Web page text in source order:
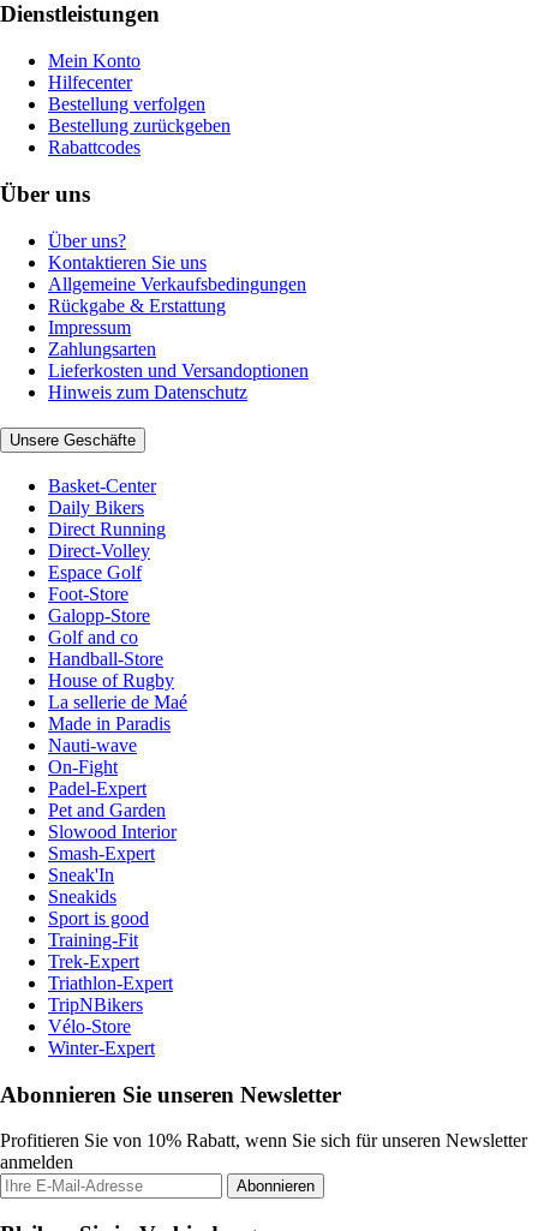
Dienstleistungen
Mein Konto
Hilfecenter
Bestellung verfolgen
Bestellung zurückgeben
Rabattcodes
Über uns
Über uns?
Kontaktieren Sie uns
Allgemeine Verkaufsbedingungen
Rückgabe & Erstattung
Impressum
Zahlungsarten
Lieferkosten und Versandoptionen
Hinweis zum Datenschutz
Unsere Geschäfte
Basket-Center
Daily Bikers
Direct Running
Direct-Volley
Espace Golf
Foot-Store
Galopp-Store
Golf and co
Handball-Store
House of Rugby
La sellerie de Maé
Made in Paradis
Nauti-wave
On-Fight
Padel-Expert
Pet and Garden
Slowood Interior
Smash-Expert
Sneak'In
Sneakids
Sport is good
Training-Fit
Trek-Expert
Triathlon-Expert
TripNBikers
Vélo-Store
Winter-Expert
Abonnieren Sie unseren Newsletter
Profitieren Sie von 10% Rabatt, wenn Sie sich für unseren Newsletter
anmelden
Abonnieren